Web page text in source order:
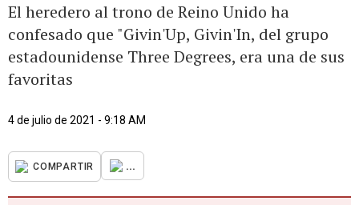
El heredero al trono de Reino Unido ha
confesado que "Givin'Up, Givin'In, del grupo
estadounidense Three Degrees, era una de sus
favoritas
4 de julio de 2021 - 9:18 AM
COMPARTIR ...